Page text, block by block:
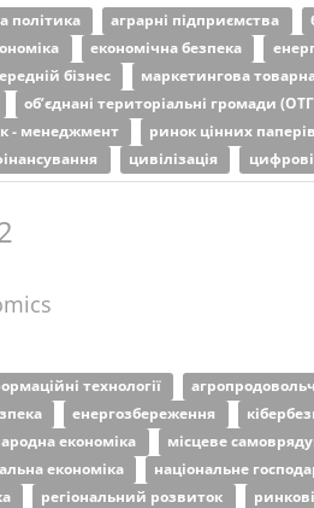
політика аграрні підприємства
економічна безпека
бізнес маркетингова
об’єднані територіальні громади
- менеджмент ринок цінних паперів
цивілізація цифрові
технології
енергозбереження
економіка місцеве
економіка національне
регіональний розвиток